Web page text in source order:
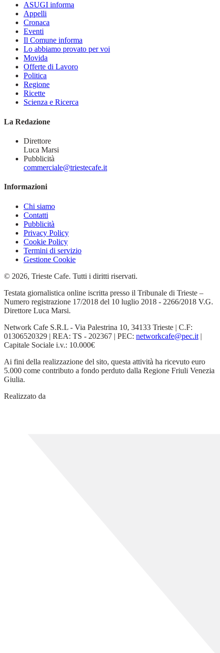
ASUGI informa
Appelli
Cronaca
Eventi
Il Comune informa
Lo abbiamo provato per voi
Movida
Offerte di Lavoro
Politica
Regione
Ricette
Scienza e Ricerca
La Redazione
Direttore
Luca Marsi
Pubblicità
commerciale@triestecafe.it
Informazioni
Chi siamo
Contatti
Pubblicità
Privacy Policy
Cookie Policy
Termini di servizio
Gestione Cookie
© 2026, Trieste Cafe. Tutti i diritti riservati.
Testata giornalistica online iscritta presso il Tribunale di Trieste –
Numero registrazione 17/2018 del 10 luglio 2018 - 2266/2018 V.G.
Direttore Luca Marsi.
Network Cafe S.R.L - Via Palestrina 10, 34133 Trieste | C.F:
01306520329 | REA: TS - 202367 | PEC: networkcafe@pec.it |
Capitale Sociale i.v.: 10.000€
Ai fini della realizzazione del sito, questa attività ha ricevuto euro
5.000 come contributo a fondo perduto dalla Regione Friuli Venezia
Giulia.
Realizzato da